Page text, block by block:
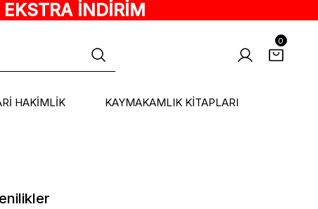
İNDİRİM
0
HAKİMLİK KAYMAKAMLIK KİTAPLARI